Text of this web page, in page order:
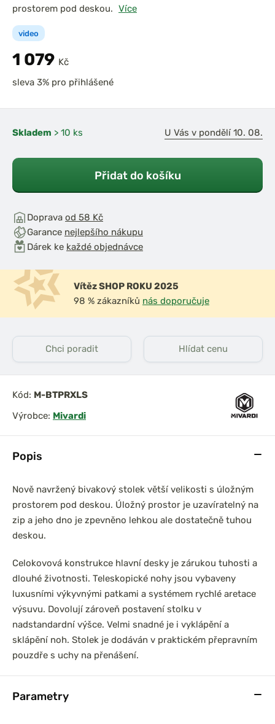
Mivardi Křeslo
Professional Quattro
Popis
Nově navržený bivakový stolek větší velikosti s úložným
prostorem pod deskou. Úložný prostor je uzavíratelný na
zip a jeho dno je zpevněno lehkou ale dostatečně tuhou
deskou.
Celokovová konstrukce hlavní desky je zárukou tuhosti a
dlouhé životnosti. Teleskopické nohy jsou vybaveny
luxusními výkyvnými patkami a systémem rychlé aretace
výsuvu. Dovolují zároveň postavení stolku v
nadstandardní výšce. Velmi snadné je i vyklápění a
sklápění noh. Stolek je dodáván v praktickém přepravním
pouzdře s uchy na přenášení.
Parametry
video
prostorem pod deskou. Více
1 079 Kč
sleva 3% pro přihlášené
Skladem > 10 ks U Vás v pondělí 10. 08.
Přidat do košíku
Doprava od 58 Kč
Garance nejlepšího nákupu
Dárek ke každé objednávce
Vítěz SHOP ROKU 2025
98 % zákazníků nás doporučuje
Chci poradit Hlídat cenu
Kód: M-BTPRXLS
Výrobce: Mivardi